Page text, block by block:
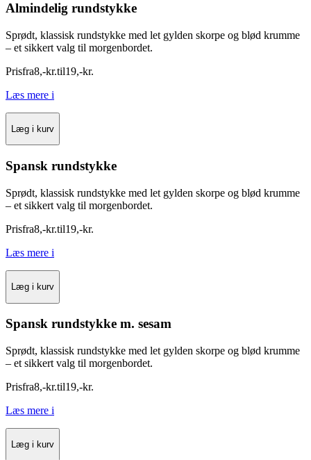
Almindelig rundstykke
Sprødt, klassisk rundstykke med let gylden skorpe og blød krumme
– et sikkert valg til morgenbordet.
Prisfra8,-kr.til19,-kr.
Læs mere i
Læg i kurv
Spansk rundstykke
Sprødt, klassisk rundstykke med let gylden skorpe og blød krumme
– et sikkert valg til morgenbordet.
Prisfra8,-kr.til19,-kr.
Læs mere i
Læg i kurv
Spansk rundstykke m. sesam
Sprødt, klassisk rundstykke med let gylden skorpe og blød krumme
– et sikkert valg til morgenbordet.
Prisfra8,-kr.til19,-kr.
Læs mere i
Læg i kurv